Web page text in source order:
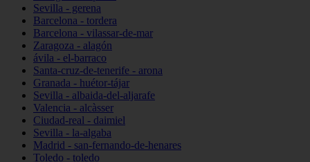
Sevilla - gerena
Barcelona - tordera
Barcelona - vilassar-de-mar
Zaragoza - alagón
ávila - el-barraco
Santa-cruz-de-tenerife - arona
Granada - huétor-tájar
Sevilla - albaida-del-aljarafe
Valencia - alcàsser
Ciudad-real - daimiel
Sevilla - la-algaba
Madrid - san-fernando-de-henares
Toledo - toledo